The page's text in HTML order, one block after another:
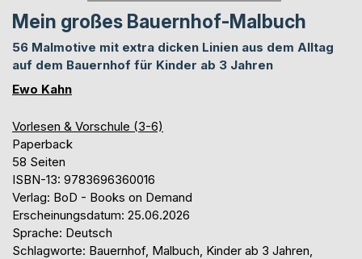
Mein großes Bauernhof-Malbuch
56 Malmotive mit extra dicken Linien aus dem Alltag
auf dem Bauernhof für Kinder ab 3 Jahren
Ewo Kahn
Vorlesen & Vorschule (3-6)
Paperback
58 Seiten
ISBN-13: 9783696360016
Verlag: BoD - Books on Demand
Erscheinungsdatum: 25.06.2026
Sprache: Deutsch
Schlagworte: Bauernhof, Malbuch, Kinder ab 3 Jahren,